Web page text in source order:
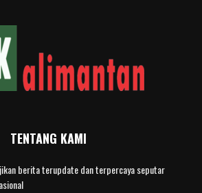
TENTANG KAMI
berita terupdate dan terpercaya seputar